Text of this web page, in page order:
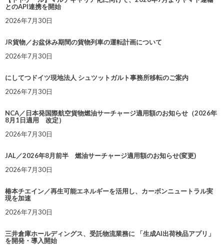
とのAPI連携を開始
2026年7月30日
JR貨物／お盆休み期間の貨物列車の運転計画について
2026年7月30日
にしてつドイツ現地法人 シュツットガルト事務所移転のご案内
2026年7月30日
NCA／日本発国際航空貨物燃油サーチャージ適用額のお知らせ（2026年
8月1日適用 改定）
2026年7月30日
JAL／2026年8月前半 燃油サーチャージ適用額のお知らせ(変更)
2026年7月30日
椿本チエイン／再生可能エネルギーを活用し、カーボンニュートラル実
現を加速
2026年7月30日
三井倉庫ホールディングス、受託物流業務に 「生成AI出荷検品アプリ」
を開発・導入開始